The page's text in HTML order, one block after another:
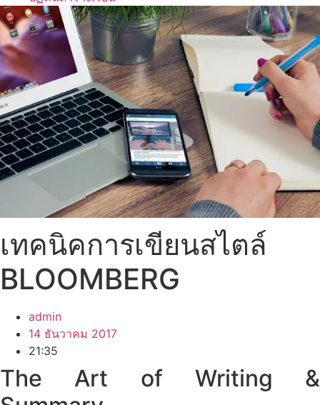
เทคนิคการเขียนสไตล์
BLOOMBERG
admin
14 ธันวาคม 2017
21:35
The Art of Writing &